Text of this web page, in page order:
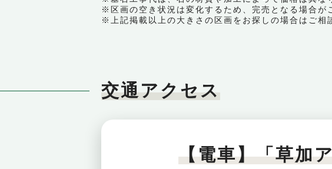
※区画の空き状況は変化するため、完売となる場合が
※上記掲載以上の大きさの区画をお探しの場合はご相
交通アクセス
【電車】「草加